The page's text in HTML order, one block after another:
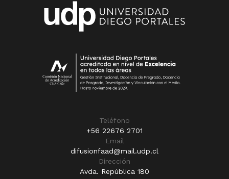
Teléfono
+56 22676 2701
Email
difusionfaad@mail.udp.cl
Dirección
Avda. República 180